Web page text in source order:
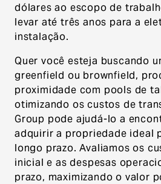
dólares ao escopo de
levar até três anos para a
instalação.
Quer você esteja buscando
greenfield ou brownfield,
proximidade com pools de
otimizando os custos de
Group pode ajudá-lo a
adquirir a propriedade ideal
longo prazo. Avaliamos os
inicial e as despesas
prazo, maximizando o valor